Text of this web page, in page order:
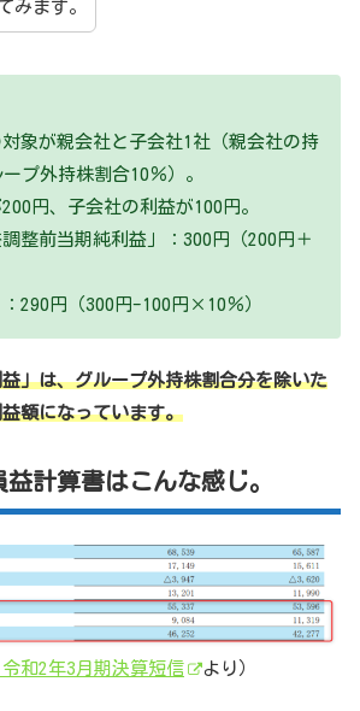
みます。
対象が親会社と子会社1社（親会社の持
プ外持株割合10％）。
円、子会社の利益が100円。
整前当期純利益」：300円（200円＋
290円（300円-100円×10％）
」は、グループ外持株割合分を除いた
額になっています。
計算書はこんな感じ。
和2年3月期決算短信 より）